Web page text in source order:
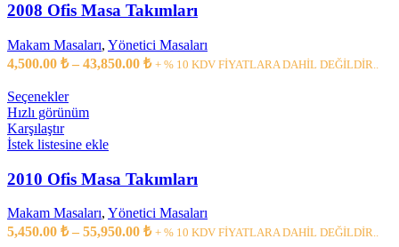
2008 Ofis Masa Takımları
Makam Masaları, Yönetici Masaları
4,500.00 ₺ – 43,850.00 ₺ + % 10 KDV FİYATLARA DAHİL DEĞİLDİR..
Seçenekler
Hızlı görünüm
Karşılaştır
İstek listesine ekle
2010 Ofis Masa Takımları
Makam Masaları, Yönetici Masaları
5,450.00 ₺ – 55,950.00 ₺ + % 10 KDV FİYATLARA DAHİL DEĞİLDİR..